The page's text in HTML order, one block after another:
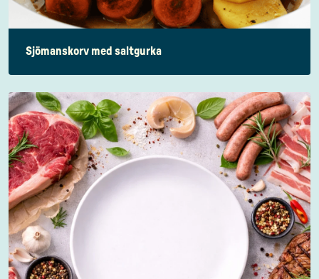
Sjömanskorv med saltgurka